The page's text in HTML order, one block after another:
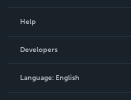
Podcast
Help
Order Lookup
Knowledge Base
Contact Support
Developers
Language: English